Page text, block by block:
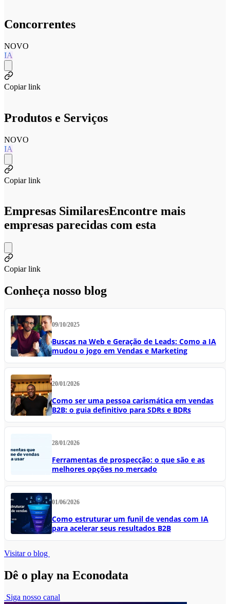
Concorrentes
NOVO
IA
Copiar link
Produtos e Serviços
NOVO
IA
Copiar link
Empresas SimilaresEncontre mais
empresas parecidas com esta
Copiar link
Conheça nosso blog
09/10/2025
Buscas na Web e Geração de Leads: Como a IA
mudou o jogo em Vendas e Marketing
20/01/2026
Como ser uma pessoa carismática em vendas
B2B: o guia definitivo para SDRs e BDRs
28/01/2026
Ferramentas de prospecção: o que são e as
melhores opções no mercado
01/06/2026
Como estruturar um funil de vendas com IA
para acelerar seus resultados B2B
Visitar o blog
Dê o play na Econodata
Siga nosso canal